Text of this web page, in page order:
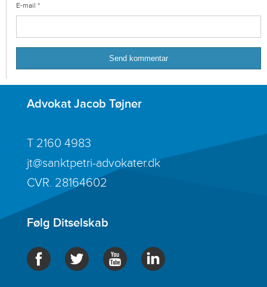
E-mail *
Advokat Jacob Tøjner
T 2160 4983
jt@sanktpetri-advokater.dk
CVR. 28164602
Følg Ditselskab